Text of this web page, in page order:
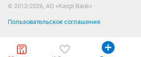
Объявления в Костанае
© 2012-2026, АО «Kaspi Bank»
Пользовательское соглашение